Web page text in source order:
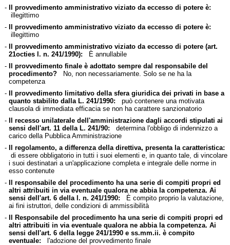
- Il provvedimento amministrativo viziato da eccesso di potere è:
illegittimo
- Il provvedimento amministrativo viziato da eccesso di potere è:
illegittimo
- Il provvedimento amministrativo viziato da eccesso di potere (art.
21octies l. n. 241/1990): È annullabile
- Il provvedimento finale è adottato sempre dal responsabile del
procedimento?No, non necessariamente. Solo se ne ha la
competenza
- Il provvedimento limitativo della sfera giuridica dei privati in base a
quanto stabilito dalla L. 241/1990: può contenere una motivata
clausola di immediata efficacia se non ha carattere sanzionatorio
- Il recesso unilaterale dell'amministrazione dagli accordi stipulati ai
sensi dell'art. 11 della L. 241/90: determina l'obbligo di indennizzo a
carico della Pubblica Amministrazione
- Il regolamento, a differenza della direttiva, presenta la caratteristica:
di essere obbligatorio in tutti i suoi elementi e, in quanto tale, di vincolare
i suoi destinatari a un'applicazione completa e integrale delle norme in
esso contenute
- Il responsabile del procedimento ha una serie di compiti propri ed
altri attribuiti in via eventuale qualora ne abbia la competenza. Ai
sensi dell'art. 6 della l. n. 241/1990: È compito proprio la valutazione,
ai fini istruttori, delle condizioni di ammissibilità
- Il Responsabile del procedimento ha una serie di compiti propri ed
altri attribuiti in via eventuale qualora ne abbia la competenza. Ai
sensi dell'art. 6 della legge 241/1990 e ss.mm.ii. è compito
eventuale: l'adozione del provvedimento finale